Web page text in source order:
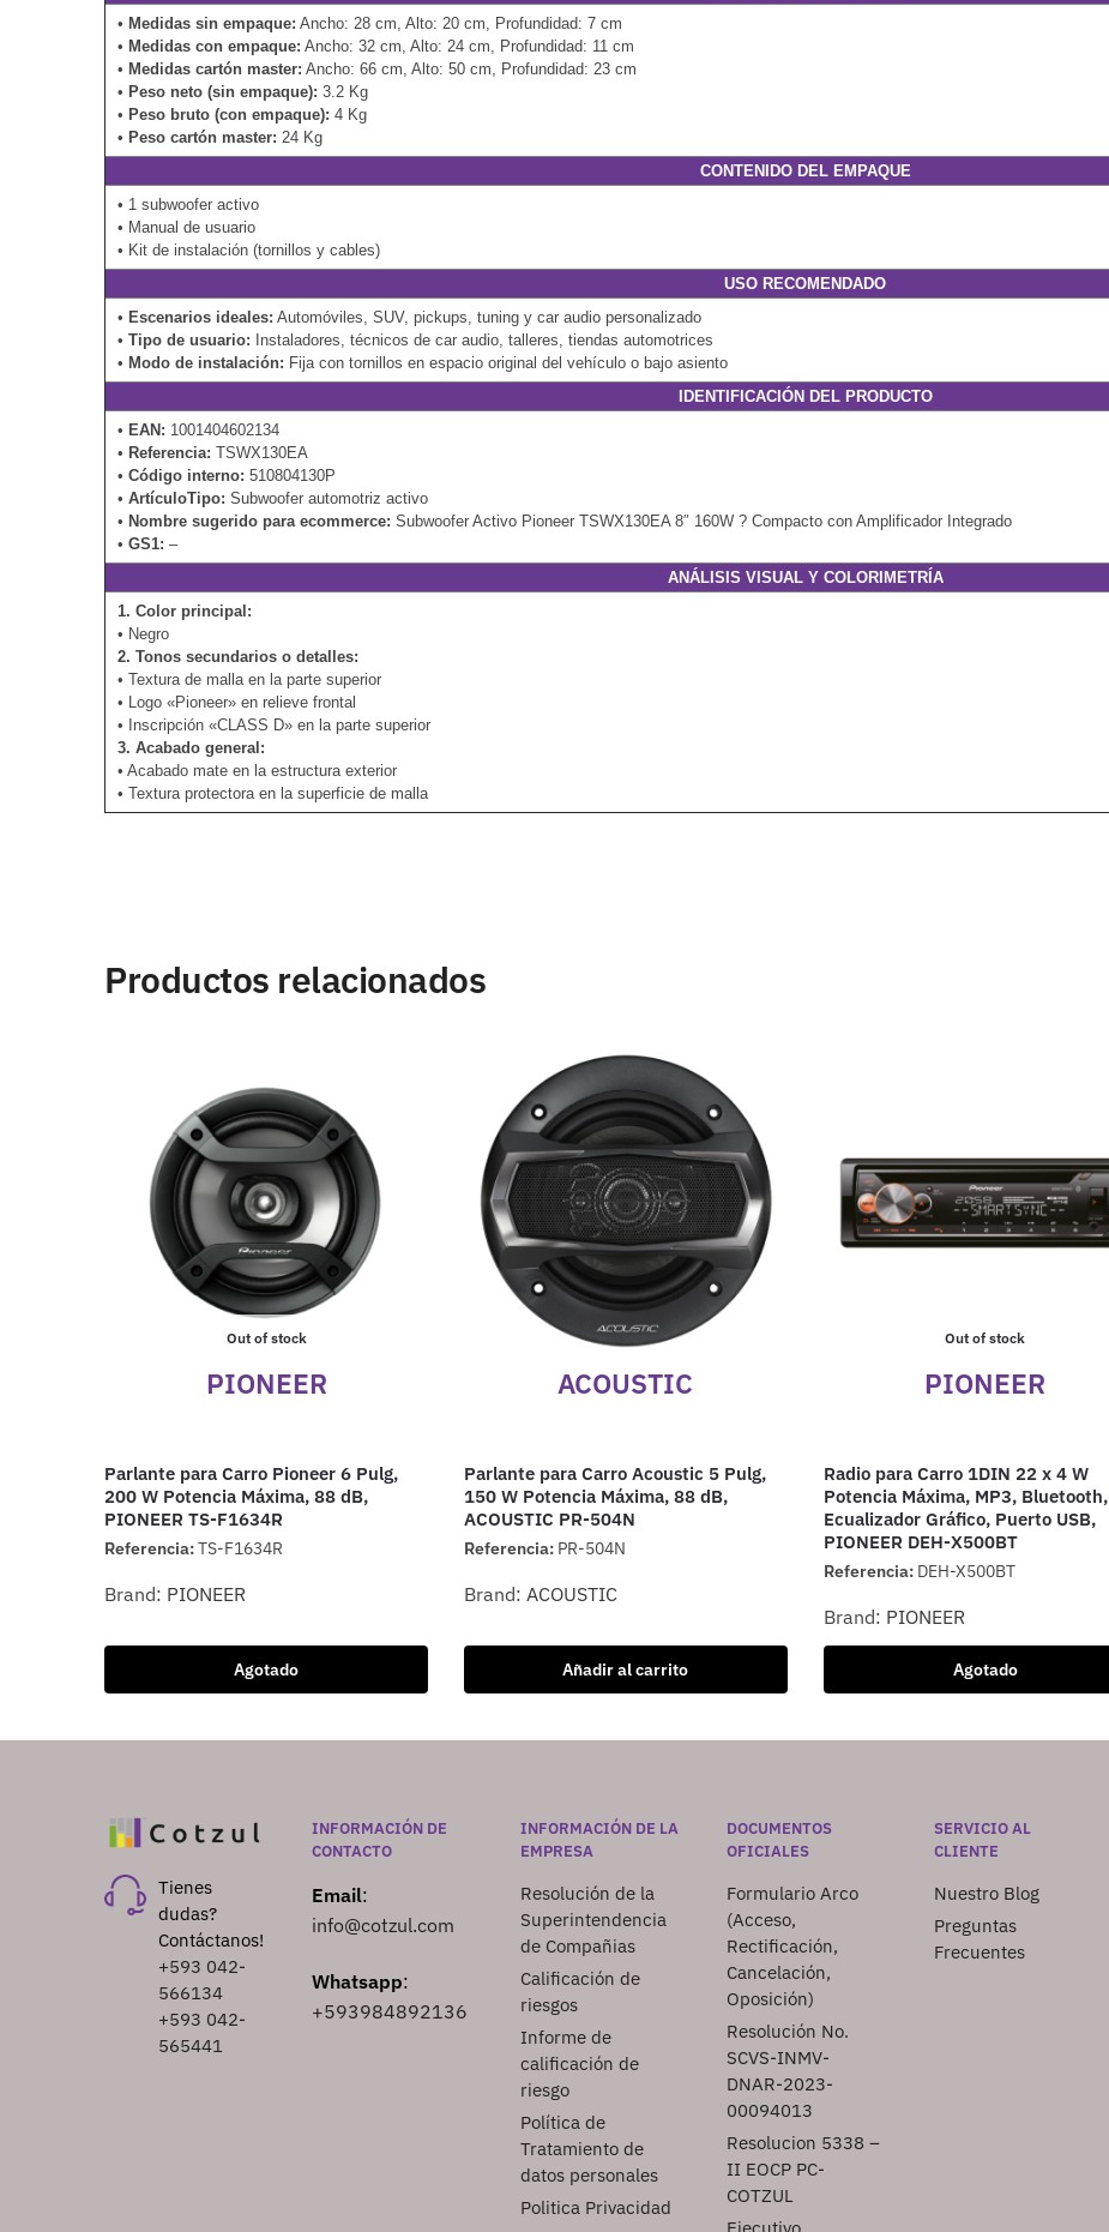
• Medidas sin empaque: Ancho: 28 cm, Alto: 20 cm, Profundidad: 7 cm
• Medidas con empaque: Ancho: 32 cm, Alto: 24 cm, Profundidad: 11 cm
• Medidas cartón master: Ancho: 66 cm, Alto: 50 cm, Profundidad: 23 cm
• Peso neto (sin empaque): 3.2 Kg
• Peso bruto (con empaque): 4 Kg
• Peso cartón master: 24 Kg
CONTENIDO DEL EMPAQUE
• 1 subwoofer activo
• Manual de usuario
• Kit de instalación (tornillos y cables)
USO RECOMENDADO
• Escenarios ideales: Automóviles, SUV, pickups, tuning y car audio personalizado
•Tipo de usuario: Instaladores, técnicos de car audio, talleres, tiendas automotrices
• Modo de instalación: Fija con tornillos en espacio original del vehículo o bajo asiento
IDENTIFICACIÓN DEL PRODUCTO
• EAN: 1001404602134
• Referencia: TSWX130EA
•Código interno: 510804130P
•ArtículoTipo: Subwoofer automotriz activo
• Nombre sugerido para ecommerce: Subwoofer Activo Pioneer TSWX130EA 8″ 160W ? Compacto con Amplificador Integrado
•GS1: –
ANÁLISIS VISUAL Y COLORIMETRÍA
1. Color principal:
• Negro
2. Tonos secundarios o detalles:
• Textura de malla en la parte superior
• Logo «Pioneer» en relieve frontal
• Inscripción «CLASS D» en la parte superior
3. Acabado general:
• Acabado mate en la estructura exterior
• Textura protectora en la superficie de malla
Productos relacionados
Out of stock
PIONEER
Parlante para Carro Pioneer 6 Pulg,
200 W Potencia Máxima, 88 dB,
PIONEER TS-F1634R
Referencia:TS-F1634R
Brand: PIONEER
Agotado
ACOUSTIC
Parlante para Carro Acoustic 5 Pulg,
150 W Potencia Máxima, 88 dB,
ACOUSTIC PR-504N
Referencia: PR-504N
Brand: ACOUSTIC
Añadir al carrito
Out of stock
PIONEER
Radio para Carro 1DIN 22 x 4 W
Potencia Máxima, MP3, Bluetooth,
Ecualizador Gráfico, Puerto USB,
PIONEER DEH-X500BT
Referencia: DEH-X500BT
Brand: PIONEER
Agotado
Tienes
dudas?
Contáctanos!
+593 042-
566134
+593 042-
565441
INFORMACIÓN DE
CONTACTO
Email:
info@cotzul.com
Whatsapp:
+593984892136
INFORMACIÓN DE LA
EMPRESA
Resolución de la
Superintendencia
de Compañias
Calificación de
riesgos
Informe de
calificación de
riesgo
Política de
Tratamiento de
datos personales
Politica Privacidad
DOCUMENTOS
OFICIALES
Formulario Arco
(Acceso,
Rectificación,
Cancelación,
Oposición)
Resolución No.
SCVS-INMV-
DNAR-2023-
00094013
Resolucion 5338 –
II EOCP PC-
COTZUL
Ejecutivo
SERVICIO AL
CLIENTE
Nuestro Blog
Preguntas
Frecuentes